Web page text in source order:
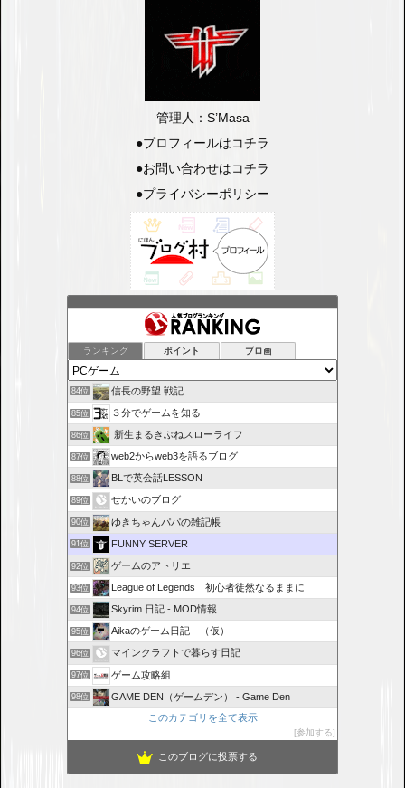
管理人：S’Masa
●プロフィールはコチラ
●お問い合わせはコチラ
●プライバシーポリシー
ランキング ポイント ブロ画
84位 信長の野望 戦記
85位 ３分でゲームを知る
86位 新生まるきぶねスローライフ
87位 web2からweb3を語るブログ
88位 BLで英会話LESSON
89位 せかいのブログ
90位 ゆきちゃんパパの雑記帳
91位 FUNNY SERVER
92位 ゲームのアトリエ
93位 League of Legends 初心者徒然なるままに
94位 Skyrim 日記 - MOD情報
95位 Aikaのゲーム日記 （仮）
96位 マインクラフトで暮らす日記
97位 ゲーム攻略組
98位
GAME DEN（ゲームデン） - Game Den
このカテゴリを全て表示
参加する
このブログに投票する